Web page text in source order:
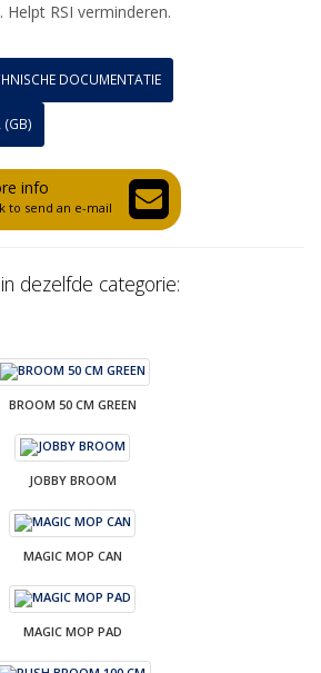
Helpt RSI verminderen.
DOCUMENTATIE
(GB)
info
to send an e-mail
dezelfde categorie:
BROOM 50 CM GREEN
JOBBY BROOM
MAGIC MOP CAN
MAGIC MOP PAD